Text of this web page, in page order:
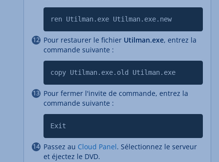
ren Utilman.exe Utilman.exe.new
Pour restaurer le fichier Utilman.exe, entrez la
commande suivante :
copy Utilman.exe.old Utilman.exe
Pour fermer l'invite de commande, entrez la
commande suivante :
Exit
Passez au Cloud Panel. Sélectionnez le serveur
et éjectez le DVD.